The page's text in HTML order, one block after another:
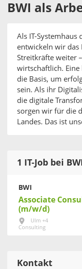
BWI als
Als IT-Systemhaus
entwickeln wir das
Streitkräfte weiter
wirtschaftlich.
die Basis, um
sein. Als ihr
die digitale
sorgen wir für die
Landes. Das ist
1 IT-Job bei
BWI
Associate
(m/w/d)
Ulm +4
Consulting
Kontakt